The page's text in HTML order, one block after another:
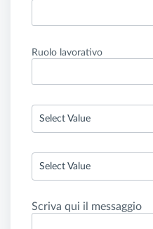
Ruolo lavorativo
Select Value
Select Value
Scriva qui il messaggio